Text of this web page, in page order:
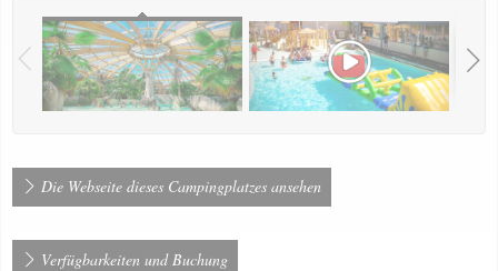
Die Webseite dieses Campingplatzes ansehen
Verfügbarkeiten und Buchung